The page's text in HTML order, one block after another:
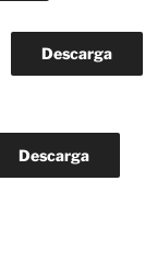
Descarga
Descarga